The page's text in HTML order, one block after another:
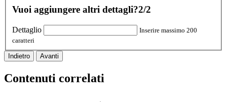
Vuoi aggiungere altri dettagli?2/2
Dettaglio
Inserire massimo 200
caratteri
Indietro Avanti
Contenuti correlati